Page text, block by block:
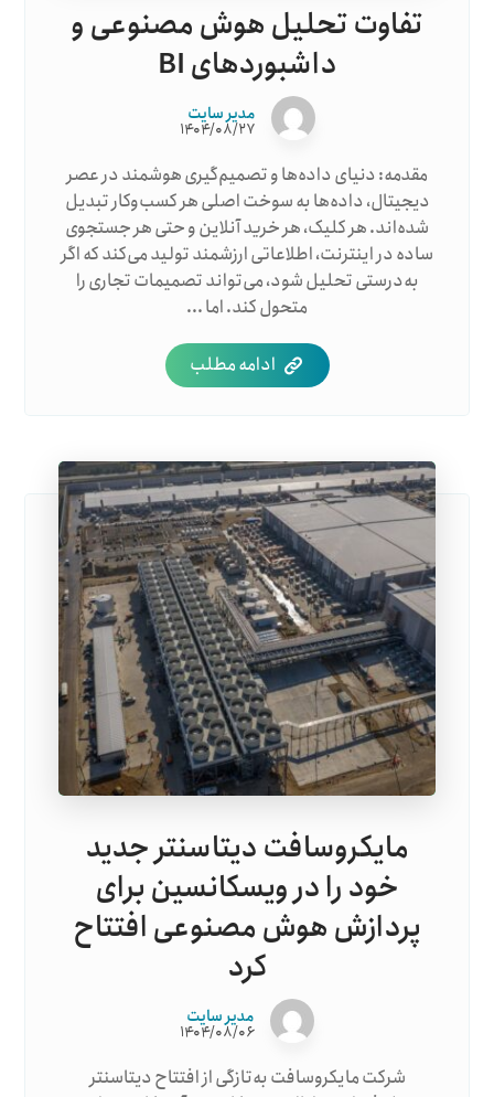
تفاوت تحلیل هوش مصنوعی و
داشبوردهای BI
مدیر سایت
۱۴۰۴/۰۸/۲۷
مقدمه: دنیای داده‌ها و تصمیم‌گیری هوشمند در عصر
دیجیتال، داده‌ها به سوخت اصلی هر کسب‌وکار تبدیل
شده‌اند. هر کلیک، هر خرید آنلاین و حتی هر جستجوی
ساده در اینترنت، اطلاعاتی ارزشمند تولید می‌کند که اگر
به‌درستی تحلیل شود، می‌تواند تصمیمات تجاری را
متحول کند. اما ...
ادامه مطلب
مایکروسافت دیتاسنتر جدید
خود را در ویسکانسین برای
پردازش هوش مصنوعی افتتاح
کرد
مدیر سایت
۱۴۰۴/۰۸/۰۶
شرکت مایکروسافت به‌تازگی از افتتاح دیتاسنتر